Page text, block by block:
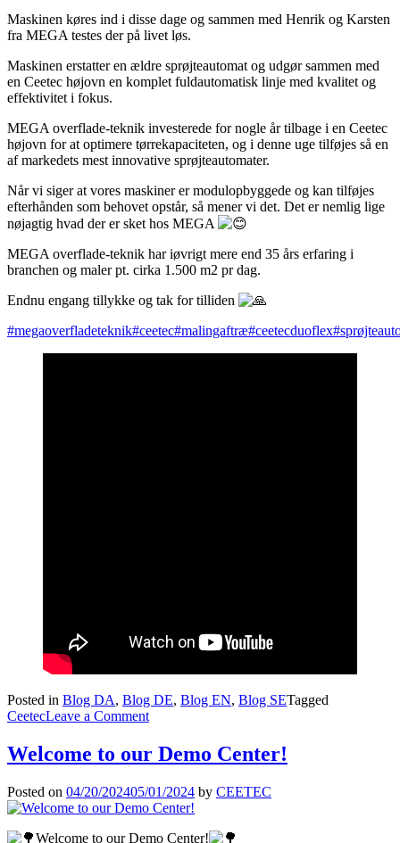
Maskinen køres ind i disse dage og sammen med Henrik og Karsten
fra MEGA testes der på livet løs.
Maskinen erstatter en ældre sprøjteautomat og udgør sammen med
en Ceetec højovn en komplet fuldautomatisk linje med kvalitet og
effektivitet i fokus.
MEGA overflade-teknik investerede for nogle år tilbage i en Ceetec
højovn for at optimere tørrekapaciteten, og i denne uge tilføjes så en
af markedets mest innovative sprøjteautomater.
Når vi siger at vores maskiner er modulopbyggede og kan tilføjes
efterhånden som behovet opstår, så mener vi det. Det er nemlig lige
nøjagtig hvad der er sket hos MEGA
MEGA overflade-teknik har iøvrigt mere end 35 års erfaring i
branchen og maler pt. cirka 1.500 m2 pr dag.
Endnu engang tillykke og tak for tilliden
#megaoverfladeteknik#ceetec#malingaftræ#ceetecduoflex
Posted in Blog DA, Blog DE, Blog EN, Blog SETagged
CeetecLeave a Commenton
overflade-
teknik
Welcome to our Demo Center!
Posted on 04/20/202405/01/2024 by CEETEC
Welcome to our Demo Center!